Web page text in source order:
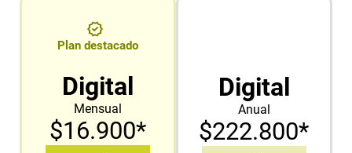
Plan destacado
Digital
Mensual
$16.900*
Digital
Anual
$222.800*